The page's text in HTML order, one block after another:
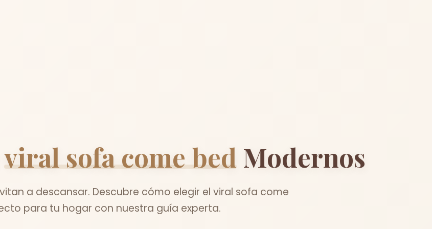
viral sofa come bed Modernos
a descansar. Descubre cómo elegir el viral sofa come
para tu hogar con nuestra guía experta.